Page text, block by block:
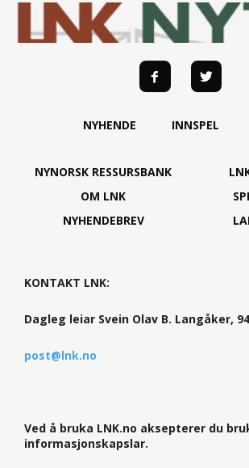
NYHENDE INNSPEL
NYNORSK RESSURSBANK
OM LNK
NYHENDEBREV
KONTAKT LNK:
Dagleg leiar Svein Olav B. Langåker,
post@lnk.no
Ved å bruka LNK.no aksepterer du
informasjonskapslar.